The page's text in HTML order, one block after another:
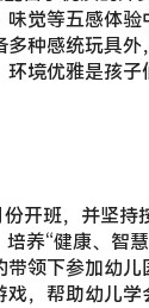
开班，并坚
养“健康、智
领下参加幼儿
质幼儿园。
的乐园、给家
索的育养环境